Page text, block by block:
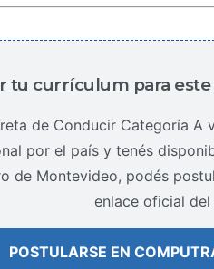
tu currículum para
de Conducir Categoría A
por el país y tenés
de Montevideo, podés
enlace oficial del
POSTULARSE EN